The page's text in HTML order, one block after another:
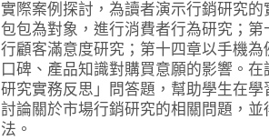
實際案例探討，為讀者演示行銷研究
包包為對象，進行消費者行為研究；
行顧客滿意度研究；第十四章以手機為
口碑、產品知識對購買意願的影響。
研究實務反思」問答題，幫助學生在
討論關於市場行銷研究的相關問題，
法。